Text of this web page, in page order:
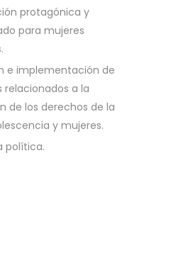
protagónica y
para mujeres
e implementación de
relacionados a la
de los derechos de la
y mujeres.
política.